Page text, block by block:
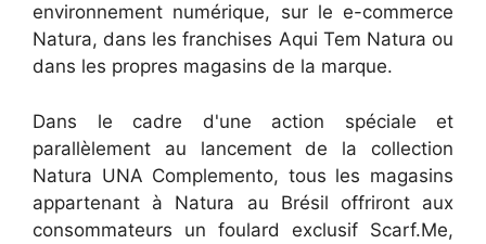
environnement numérique, sur le e-commerce
Natura, dans les franchises Aqui Tem Natura ou
dans les propres magasins de la marque.
Dans le cadre d'une action spéciale et
parallèlement au lancement de la collection
Natura UNA Complemento, tous les magasins
appartenant à Natura au Brésil offriront aux
consommateurs un foulard exclusif Scarf.Me,